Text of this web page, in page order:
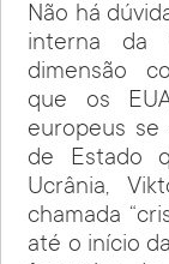
Não há
interna da
dimensão
que os
europeus se
de Estado
Ucrânia,
chamada
até o início